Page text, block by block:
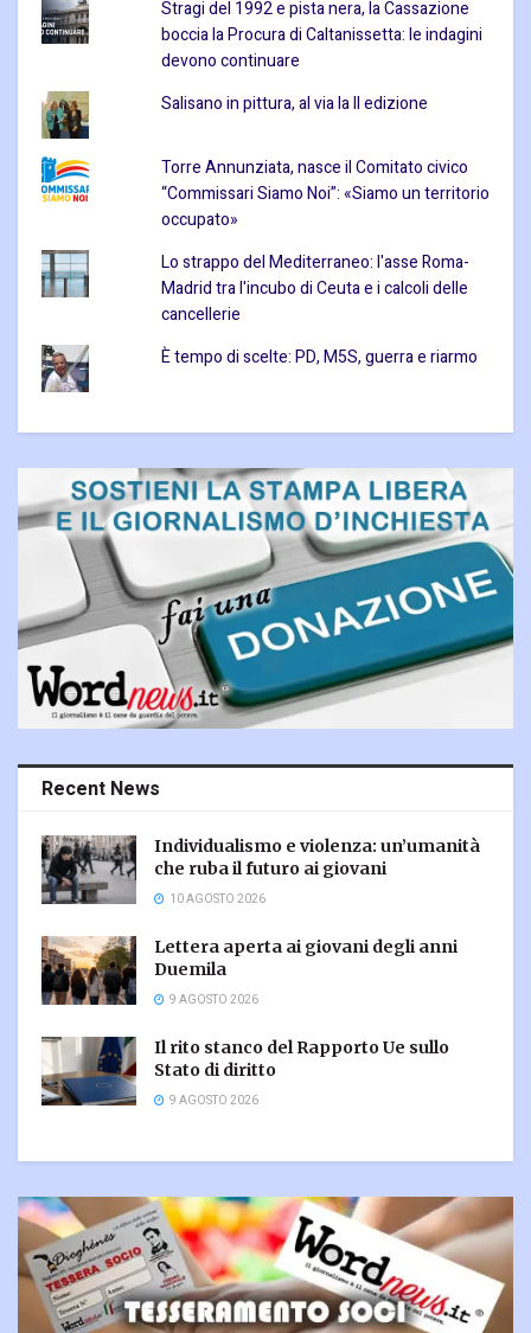
Stragi del 1992 e pista nera, la Cassazione
boccia la Procura di Caltanissetta: le indagini
devono continuare
Salisano in pittura, al via la II edizione
Torre Annunziata, nasce il Comitato civico
“Commissari Siamo Noi”: «Siamo un territorio
occupato»
Lo strappo del Mediterraneo: l'asse Roma-
Madrid tra l'incubo di Ceuta e i calcoli delle
cancellerie
È tempo di scelte: PD, M5S, guerra e riarmo
Recent News
Individualismo e violenza: un’umanità
che ruba il futuro ai giovani
10 AGOSTO 2026
Lettera aperta ai giovani degli anni
Duemila
9 AGOSTO 2026
Il rito stanco del Rapporto Ue sullo
Stato di diritto
9 AGOSTO 2026